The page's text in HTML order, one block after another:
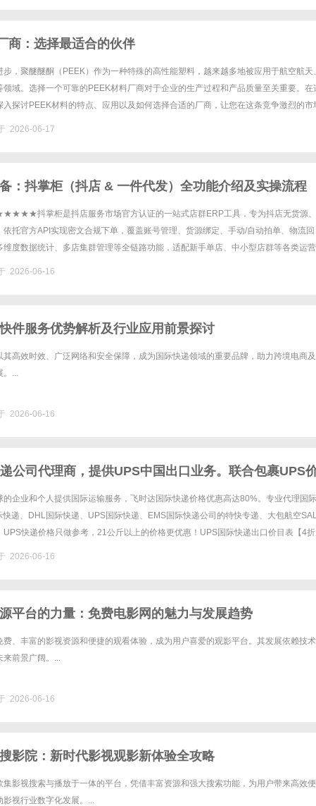
商：选择最适合的伙伴
步，聚醚醚酮（PEEK）作为一种特殊的高性能塑料，越来越多地被应用于航空航天
领域。选择一个可靠的PEEK材料厂商对于企业的生产过程和产品质量至关重要。在
入探讨PEEK材料的特点、应用以及如何选择合适的厂商，让您在这条竞争激烈的市
2026-06-17
：抖掌柜（抖店 & 一件代发）全功能介绍及实操流程
抖掌柜是抖店服务市场官方认证的一站式店群ERP工具，专为抖店无货源
依托官方API实现密文合规下单，覆盖账号管理、货源绑定、手动/自动拍单、物流回
维度数据统计、多店集群管理等全链路功能，适配新手单店、中小型店群等各类运
2026-06-16
件服务优势解析及行业应用前景探讨
其高效时效、广泛网络和安全保障，成为国际快递领域的重要品牌，助力跨境电商
。...
2026-06-16
公司代理商，提供UPS中国出口业务。联合包裹UPS
递价格,UPS国际快递价格
的企业和个人提供国际运输服务，飞时达国际快递价格优惠高达80%。专业代理国
递、DHL国际快递、UPS国际快递、EMS国际快递公司的特快专递、大包航空SAL
UPS快递价格只做参考，21公斤以上的价格更优惠！UPS国际快递出口价目表【4
2026-06-16
平台的力量：免费电影网的魅力与发展趋势
费、丰富的影视资源和便捷的观看体验，成为用户喜爱的观影平台。其发展依赖技
来前景广阔。...
2026-06-16
影院：新时代影视观影新体验全攻略
集影视搜索与播放于一体的平台，凭借丰富资源和强大搜索功能，为用户带来高效
影视行业数字化发展。...